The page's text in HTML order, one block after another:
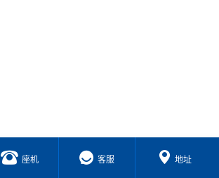
座机 客服 地址